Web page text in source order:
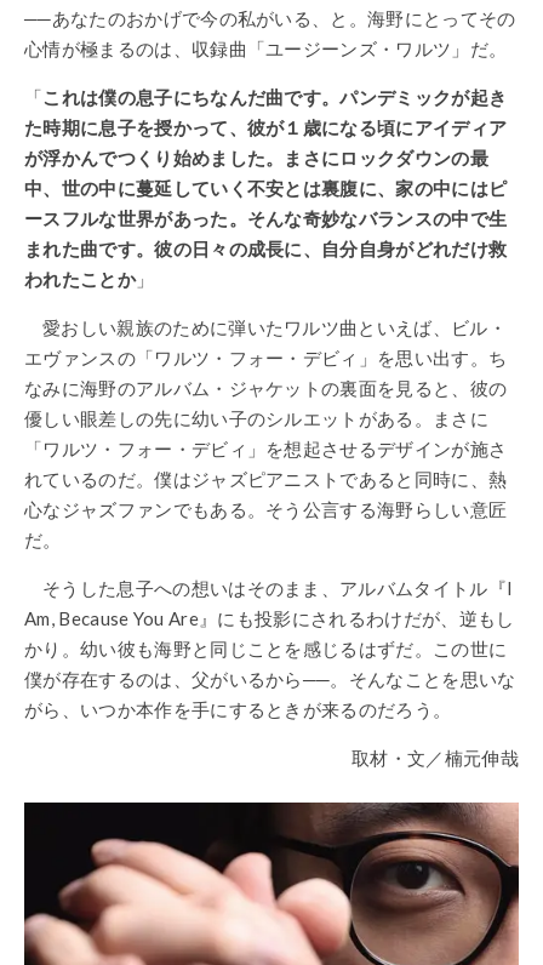
──あなたのおかげで今の私がいる、と。海野にとってその
心情が極まるのは、収録曲「ユージーンズ・ワルツ」だ。
「 これは僕の息子にちなんだ曲です。パンデミックが起き
た時期に息子を授かって、彼が１歳になる頃にアイディア
が浮かんでつくり始めました。まさにロックダウンの最
中、世の中に蔓延していく不安とは裏腹に、家の中にはピ
ースフルな世界があった。そんな奇妙なバランスの中で生
まれた曲です。彼の日々の成長に、自分自身がどれだけ救
われたことか」
愛おしい親族のために弾いたワルツ曲といえば、ビル・
エヴァンスの「ワルツ・フォー・デビィ」を思い出す。ち
なみに海野のアルバム・ジャケットの裏面を見ると、彼の
優しい眼差しの先に幼い子のシルエットがある。まさに
「ワルツ・フォー・デビィ」を想起させるデザインが施さ
れているのだ。僕はジャズピアニストであると同時に、熱
心なジャズファンでもある。そう公言する海野らしい意匠
だ。
そうした息子への想いはそのまま、アルバムタイトル『I
Am, Because You Are』にも投影にされるわけだが、逆もし
かり。幼い彼も海野と同じことを感じるはずだ。この世に
僕が存在するのは、父がいるから── 。そんなことを思いな
がら、いつか本作を手にするときが来るのだろう。
取材・文／楠元伸哉